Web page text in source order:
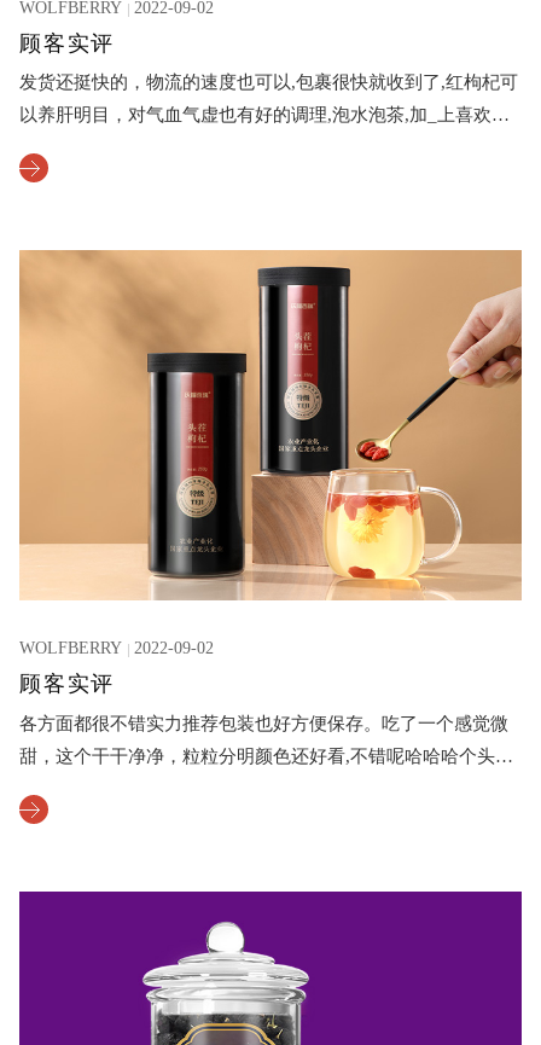
WOLFBERRY 2022-09-02
顾客实评
发货还挺快的，物流的速度也可以,包裹很快就收到了,红枸杞可
以养肝明目，对气血气虚也有好的调理,泡水泡茶,加_上喜欢的
间长，分量也足日期鲜鲜,而且刚吃的话，枸杞甜甜的,越嚼越好
WOLFBERRY 2022-09-02
顾客实评
各方面都很不错实力推荐包装也好方便保存。吃了一个感觉微
甜，这个干干净净，粒粒分明颜色还好看,不错呢哈哈哈个头特
是买的这家的,个头大，颗粒分明,也没什么杂质，口感也是甘甜
点也是值得的。